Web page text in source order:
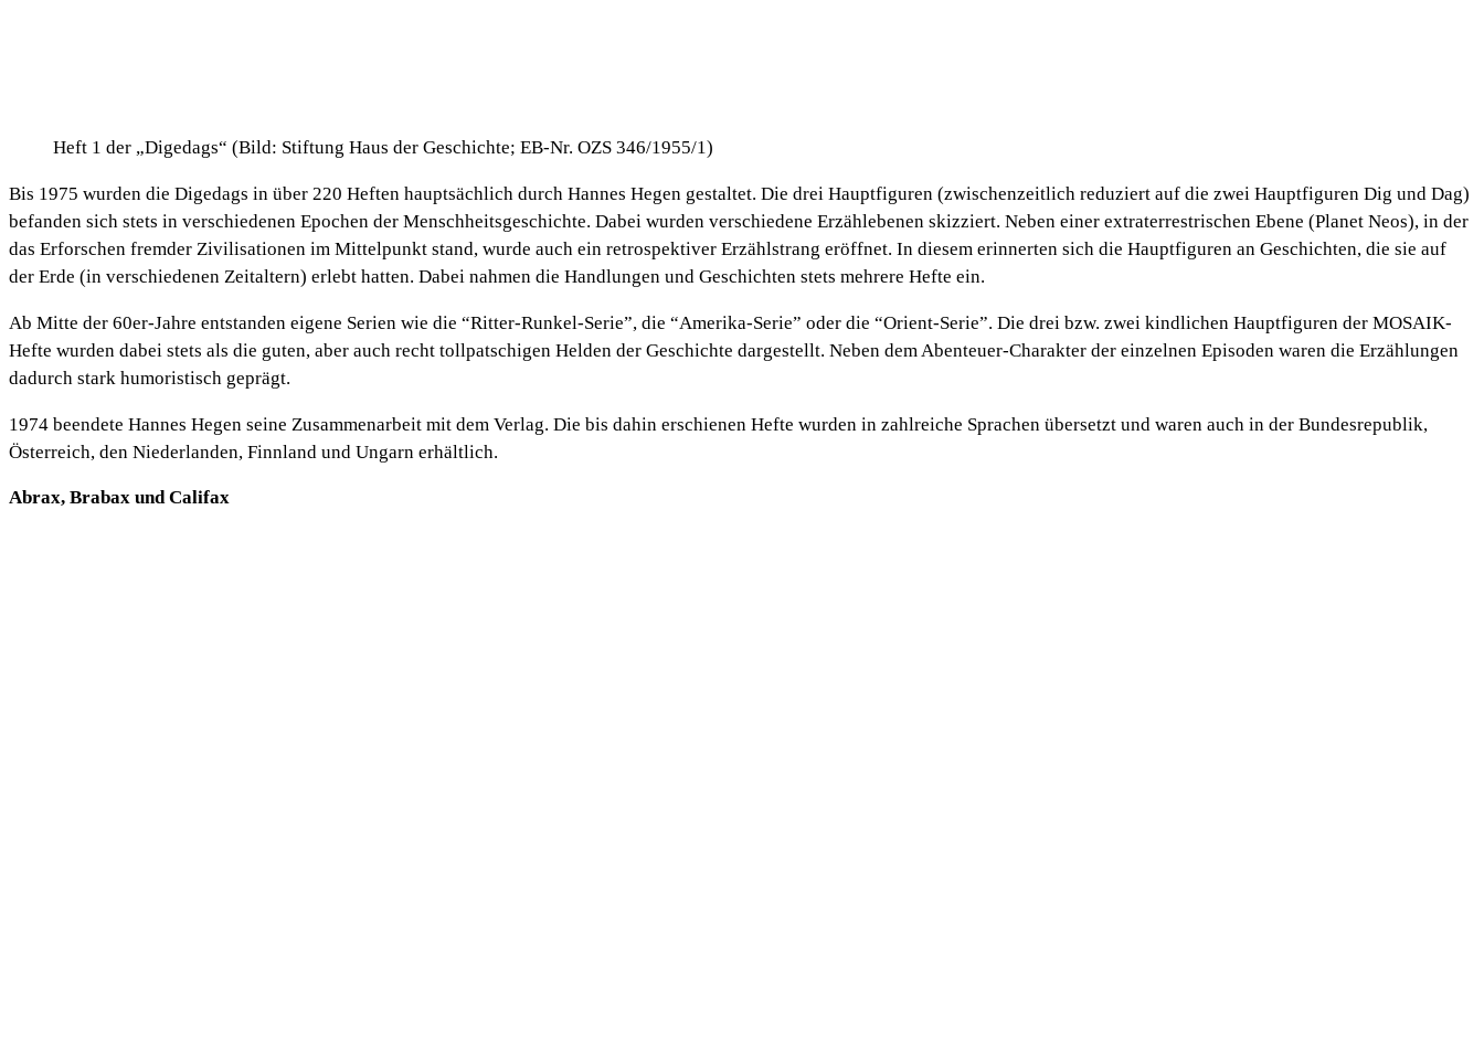
Heft 1 der „Digedags“ (Bild: Stiftung Haus der Geschichte; EB-Nr. OZS 346/1955/1)
Bis 1975 wurden die Digedags in über 220 Heften hauptsächlich durch Hannes Hegen gestaltet. Die drei Hauptfiguren (zwischenzeitlich reduziert auf die zwei Hauptfiguren Dig und Dag)
befanden sich stets in verschiedenen Epochen der Menschheitsgeschichte. Dabei wurden verschiedene Erzählebenen skizziert. Neben einer extraterrestrischen Ebene (Planet Neos), in der
das Erforschen fremder Zivilisationen im Mittelpunkt stand, wurde auch ein retrospektiver Erzählstrang eröffnet. In diesem erinnerten sich die Hauptfiguren an Geschichten, die sie auf
der Erde (in verschiedenen Zeitaltern) erlebt hatten. Dabei nahmen die Handlungen und Geschichten stets mehrere Hefte ein.
Ab Mitte der 60er-Jahre entstanden eigene Serien wie die “Ritter-Runkel-Serie”, die “Amerika-Serie” oder die “Orient-Serie”. Die drei bzw. zwei kindlichen Hauptfiguren der MOSAIK-
Hefte wurden dabei stets als die guten, aber auch recht tollpatschigen Helden der Geschichte dargestellt. Neben dem Abenteuer-Charakter der einzelnen Episoden waren die Erzählungen
dadurch stark humoristisch geprägt.
1974 beendete Hannes Hegen seine Zusammenarbeit mit dem Verlag. Die bis dahin erschienen Hefte wurden in zahlreiche Sprachen übersetzt und waren auch in der Bundesrepublik,
Österreich, den Niederlanden, Finnland und Ungarn erhältlich.
Abrax, Brabax und Califax